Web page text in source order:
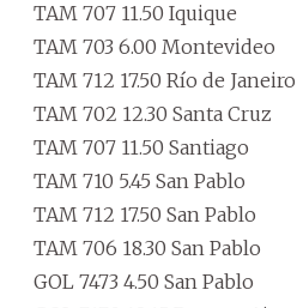
TAM 707 11.50 Iquique
TAM 703 6.00 Montevideo
TAM 712 17.50 Río de Janeiro
TAM 702 12.30 Santa Cruz
TAM 707 11.50 Santiago
TAM 710 5.45 San Pablo
TAM 712 17.50 San Pablo
TAM 706 18.30 San Pablo
GOL 7473 4.50 San Pablo